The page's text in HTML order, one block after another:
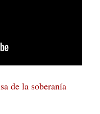
de la soberanía